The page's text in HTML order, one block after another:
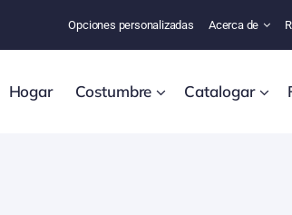
Opciones personalizadas Acerca de
Hogar Costumbre Catalogar